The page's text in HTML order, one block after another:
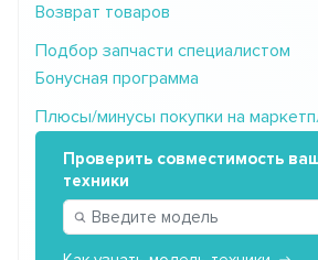
Возврат товаров
Подбор запчасти специалистом
Бонусная программа
Плюсы/минусы покупки на
Проверить совместимость
техники